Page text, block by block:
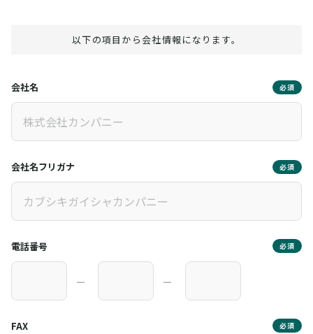
以下の項目から会社情報になります。
会社名 必須
会社名フリガナ 必須
電話番号 必須
― ―
FAX 必須